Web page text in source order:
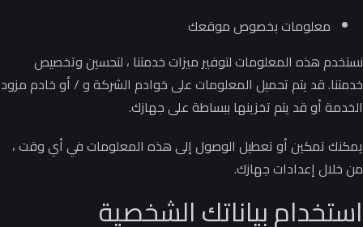
معلومات بخصوص موقعك
نستخدم هذه المعلومات لتوفير ميزات خدمتنا ، لتحسين وتخصيص
خدمتنا.قد يتم تحميل المعلومات على خوادم الشركة و / أو خادم مزود
الخدمة أو قد يتم تخزينها ببساطة على جهازك.
يمكنك تمكين أو تعطيل الوصول إلى هذه المعلومات في أي وقت ،
من خلال إعدادات جهازك.
استخدام بياناتك الشخصية